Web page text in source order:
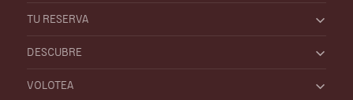
TU RESERVA
DESCUBRE
VOLOTEA